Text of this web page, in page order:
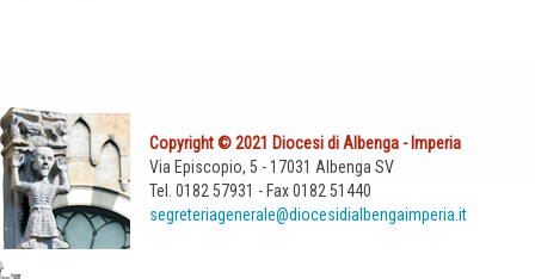
Copyright © 2021 Diocesi di Albenga - Imperia
Via Episcopio, 5 - 17031 Albenga SV
Tel. 0182 57931 - Fax 0182 51440
segreteriagenerale@diocesidialbengaimperia.it